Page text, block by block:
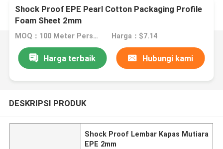
Shock Proof EPE Pearl Cotton Packaging Profile
Foam Sheet 2mm
MOQ：100 Meter Persegi Harga：$7.14
Harga terbaik Hubungi kami
DESKRIPSI PRODUK
Shock Proof Lembar Kapas Mutiara
EPE 2mm